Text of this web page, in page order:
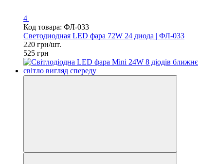
4
Код товара: ФЛ-033
Светодиодная LED фара 72W 24 диода | ФЛ-033
220 грн/шт.
525 грн